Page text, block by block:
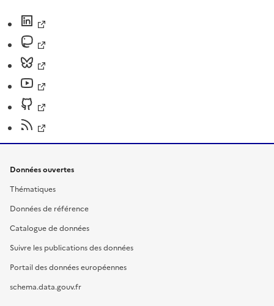
Données ouvertes
Thématiques
Données de référence
Catalogue de données
Suivre les publications des données
Portail des données européennes
schema.data.gouv.fr